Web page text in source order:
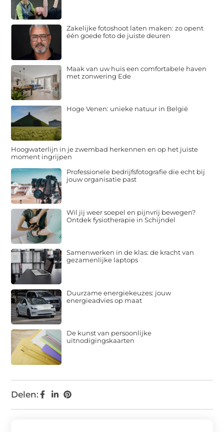
Delen:
Zakelijke fotoshoot laten maken: zo opent
één goede foto de juiste deuren
Maak van uw huis een comfortabele haven
met zonwering Ede
Hoge Venen: unieke natuur in België
Hoogwaterlijn in je zwembad herkennen en op het juiste
moment ingrijpen
Professionele bedrijfsfotografie die echt bij
jouw organisatie past
Wil jij weer soepel en pijnvrij bewegen?
Ontdek fysiotherapie in Schijndel
Samenwerken in de klas: de kracht van
gezamenlijke laptops
Duurzame energiekeuzes: jouw
energieadvies op maat
De kunst van persoonlijke
uitnodigingskaarten